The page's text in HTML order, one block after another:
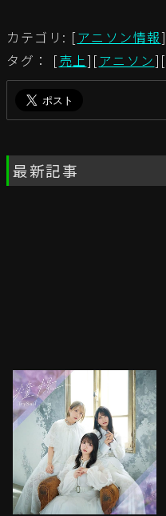
カテゴリ: [アニソン情報]
タグ： [売上][アニソン][
最新記事